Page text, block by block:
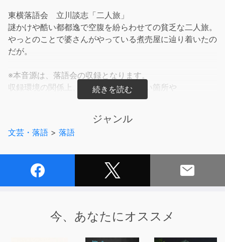
東横落語会 立川談志「二人旅」
謎かけや酷い都都逸で空腹を紛らわせての貧乏な二人旅。
やっとのことで婆さんがやっている煮売屋に辿り着いたの
だが。
※本音源は、落語会の収録となります。
収録環境の関係上、一部聞き取りにくい箇所や
雑音が多い箇所等がございますが、ご了承ください。
ジャンル
文芸・落語 > 落語
今、あなたにオススメ